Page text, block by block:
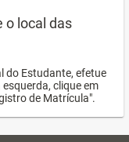
o local das
do Estudante, efetue
clique em
de Matrícula".